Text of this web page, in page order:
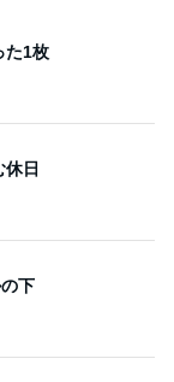
た1枚
休日
下